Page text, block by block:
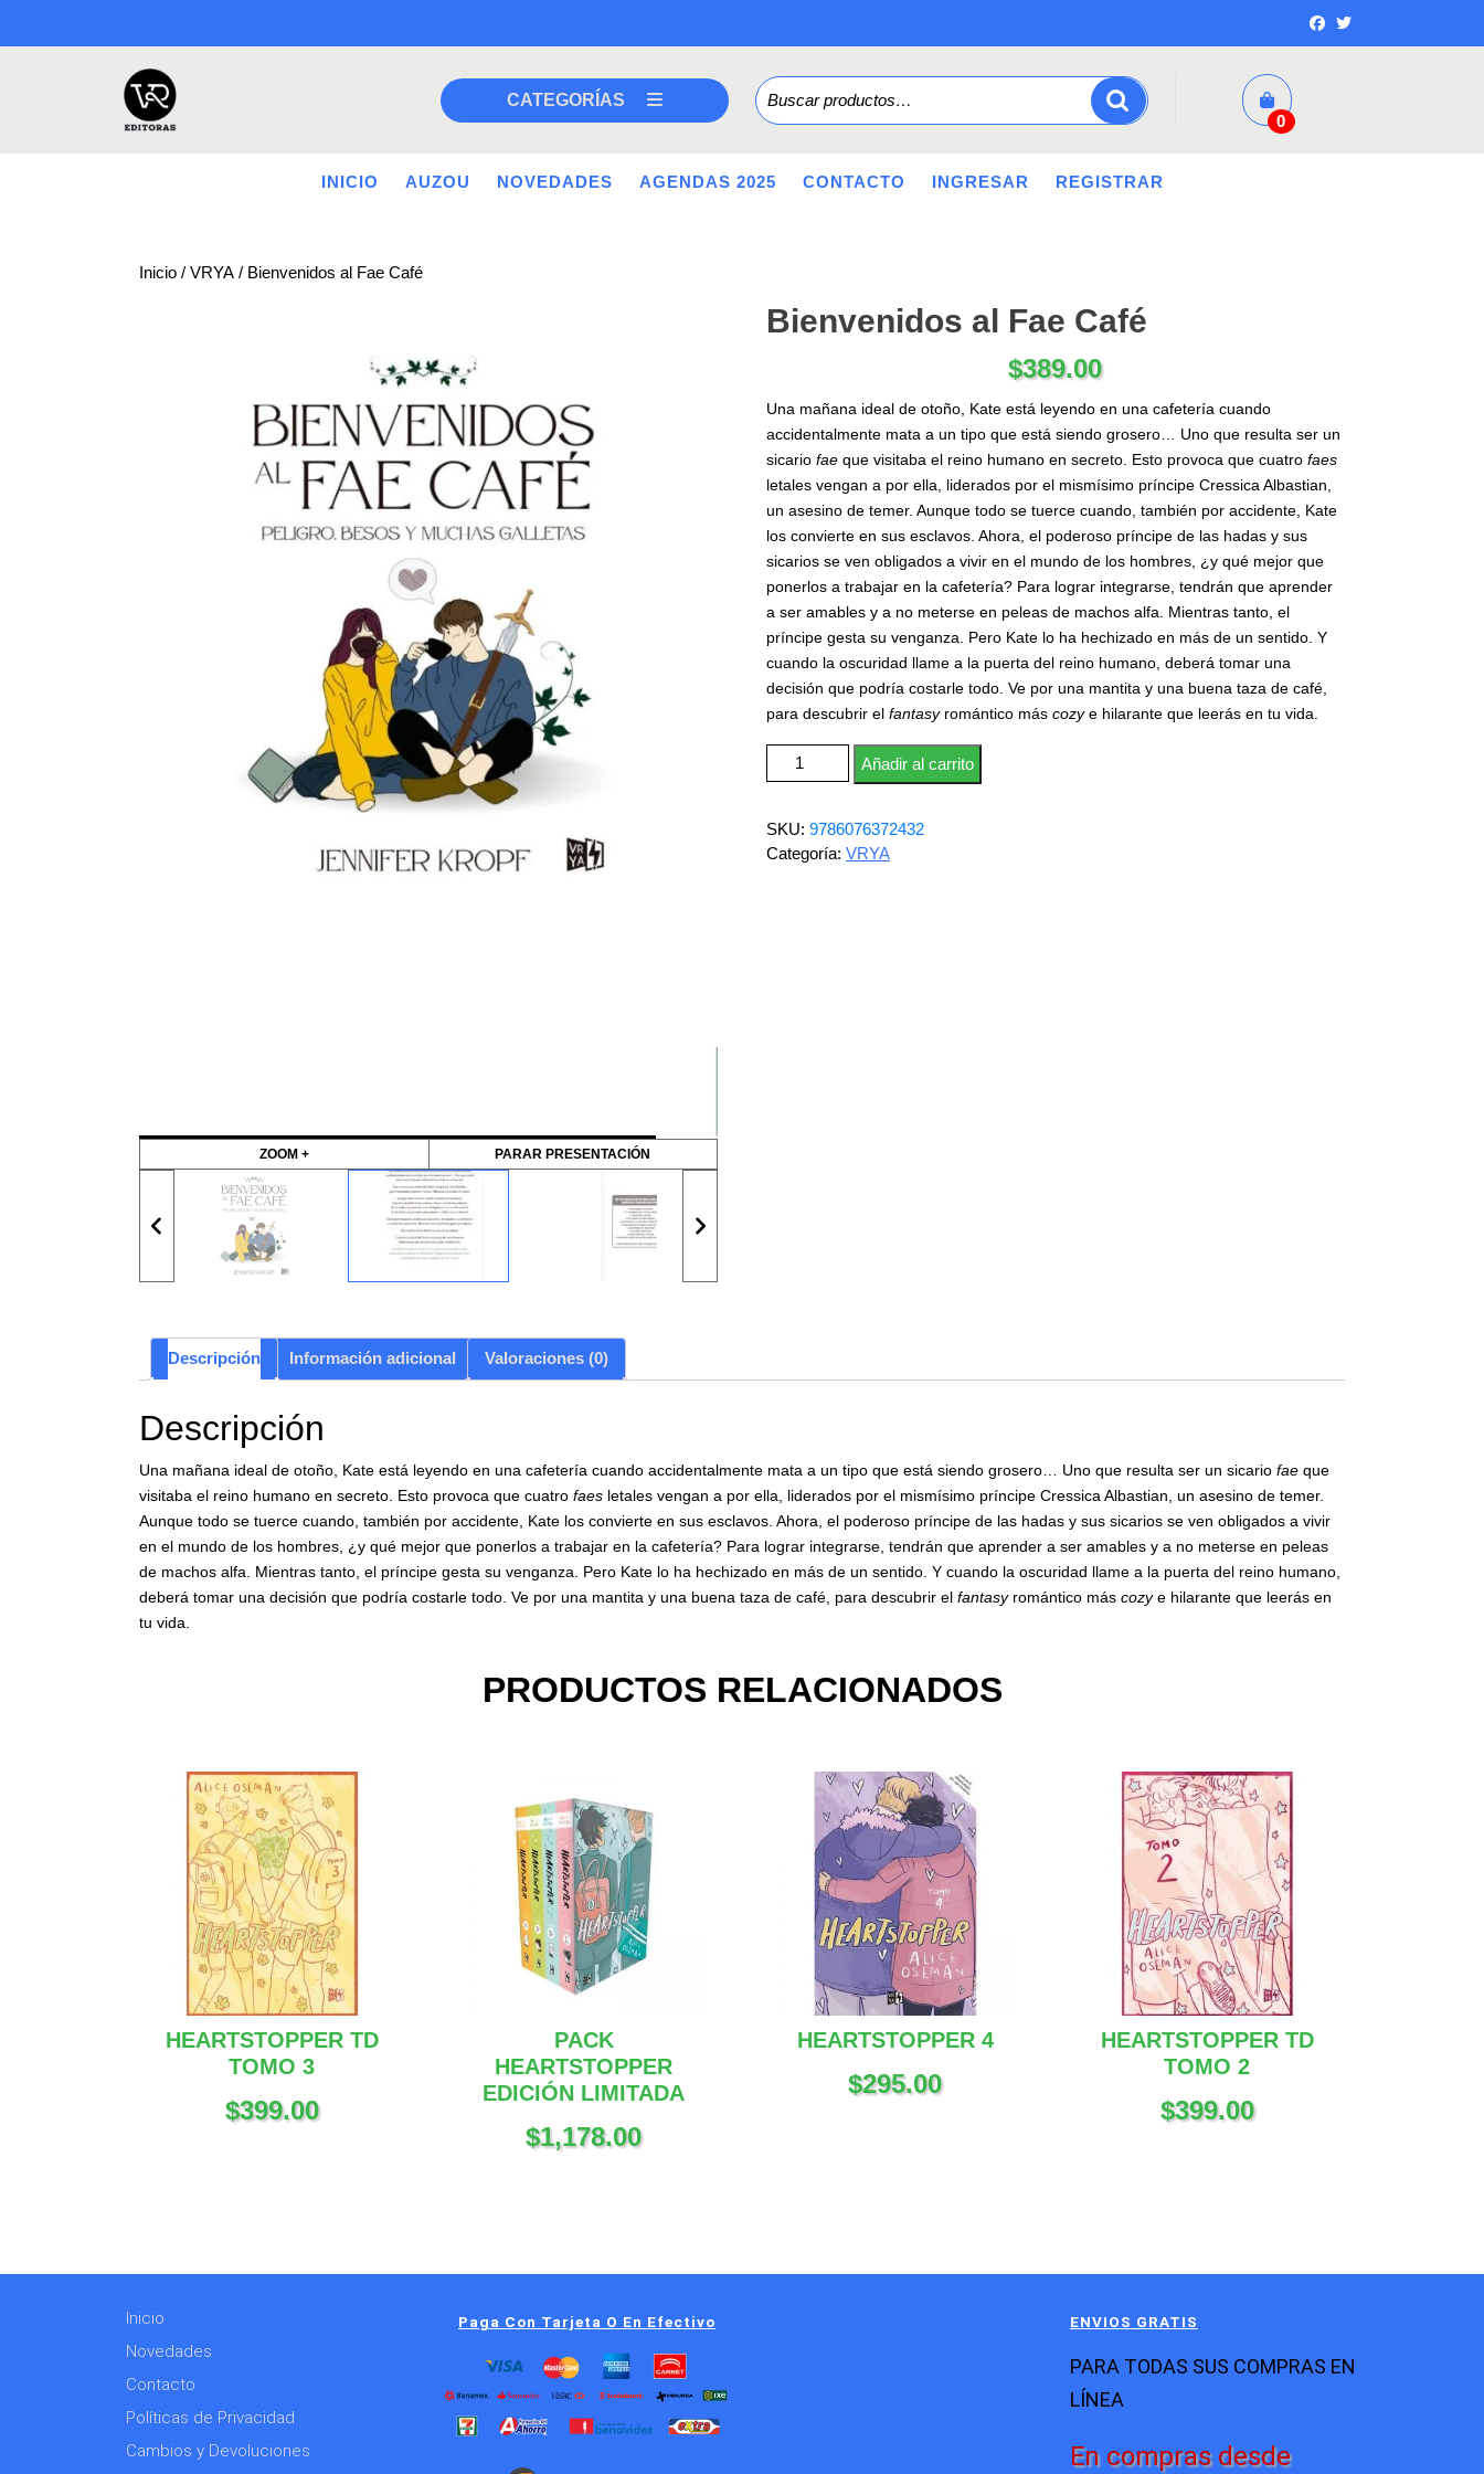
CATEGORÍAS
Buscar por:
0
INICIO AUZOU NOVEDADES AGENDAS 2025 CONTACTO INGRESAR REGISTRAR
Inicio / VRYA / Bienvenidos al Fae Café
ZOOM + PARAR PRESENTACIÓN
Bienvenidos al Fae Café
$389.00
Una mañana ideal de otoño, Kate está leyendo en una cafetería cuando
accidentalmente mata a un tipo que está siendo grosero… Uno que resulta ser un
sicario faeque visitaba el reino humano en secreto. Esto provoca que cuatro faes
letales vengan a por ella, liderados por el mismísimo príncipe Cressica Albastian,
un asesino de temer. Aunque todo se tuerce cuando, también por accidente, Kate
los convierte en sus esclavos. Ahora, el poderoso príncipe de las hadas y sus
sicarios se ven obligados a vivir en el mundo de los hombres, ¿y qué mejor que
ponerlos a trabajar en la cafetería? Para lograr integrarse, tendrán que aprender
a ser amables y a no meterse en peleas de machos alfa. Mientras tanto, el
príncipe gesta su venganza. Pero Kate lo ha hechizado en más de un sentido. Y
cuando la oscuridad llame a la puerta del reino humano, deberá tomar una
decisión que podría costarle todo. Ve por una mantita y una buena taza de café,
para descubrir el fantasyromántico más cozye hilarante que leerás en tu vida.
Bienvenidos al Fae Café cantidad
Añadir al carrito
SKU: 9786076372432
Categoría: VRYA
Descripción Información adicional Valoraciones (0)
Descripción
Una mañana ideal de otoño, Kate está leyendo en una cafetería cuando accidentalmente mata a un tipo que está siendo grosero… Uno que resulta ser un sicario fae que
visitaba el reino humano en secreto. Esto provoca que cuatro faes letales vengan a por ella, liderados por el mismísimo príncipe Cressica Albastian, un asesino de temer.
Aunque todo se tuerce cuando, también por accidente, Kate los convierte en sus esclavos. Ahora, el poderoso príncipe de las hadas y sus sicarios se ven obligados a vivir
en el mundo de los hombres, ¿y qué mejor que ponerlos a trabajar en la cafetería? Para lograr integrarse, tendrán que aprender a ser amables y a no meterse en peleas
de machos alfa. Mientras tanto, el príncipe gesta su venganza. Pero Kate lo ha hechizado en más de un sentido. Y cuando la oscuridad llame a la puerta del reino humano,
deberá tomar una decisión que podría costarle todo. Ve por una mantita y una buena taza de café, para descubrir el fantasyromántico más cozye hilarante que leerás en
tu vida.
PRODUCTOS RELACIONADOS
HEARTSTOPPER TD
TOMO 3
$399.00
PACK
HEARTSTOPPER
EDICIÓN LIMITADA
$1,178.00
HEARTSTOPPER 4
$295.00
HEARTSTOPPER TD
TOMO 2
$399.00
Inicio
Novedades
Contacto
Políticas de Privacidad
Cambios y Devoluciones
Paga Con Tarjeta O En Efectivo ENVIOS GRATIS
PARA TODAS SUS COMPRAS EN
LÍNEA
En compras desde